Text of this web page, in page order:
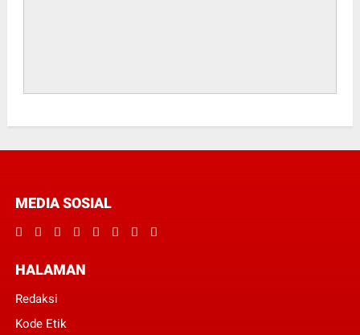
MEDIA SOSIAL
HALAMAN
Redaksi
Kode Etik